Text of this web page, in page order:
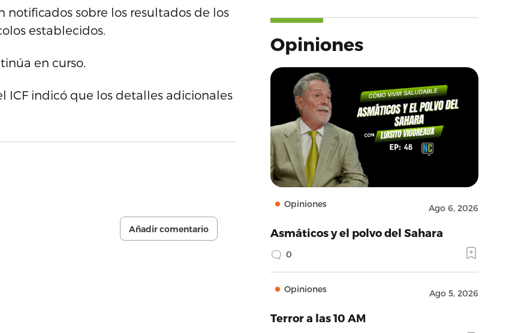
notificados sobre los resultados de los
establecidos.
en curso.
ICF indicó que los detalles adicionales
Añadir comentario
Opiniones
Opiniones Ago 6, 2026
Asmáticos y el polvo del Sahara
0
Opiniones Ago 5, 2026
Terror a las 10 AM